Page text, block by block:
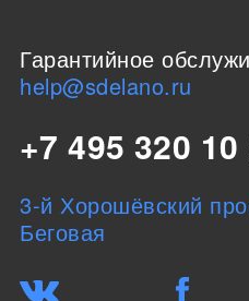
Гарантийное
help@sdelano.ru
+7 495 320 10
3-й Хорошёвский
Беговая